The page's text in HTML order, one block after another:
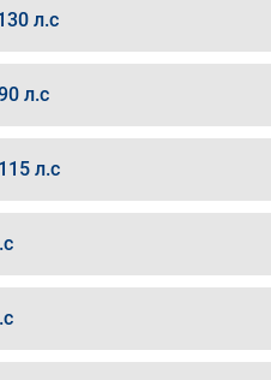
л.с
л.с
л.с